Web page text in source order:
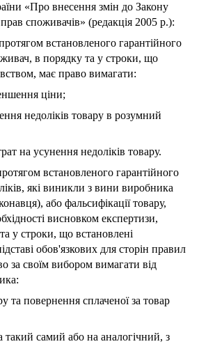
«Про внесення змін до Закону
споживачів» (редакція 2005 р.):
встановленого гарантійного
в порядку та у строки, що
має право вимагати:
ціни;
недоліків товару в розумний
на усунення недоліків товару.
встановленого гарантійного
які виникли з вини виробника
або фальсифікації товару,
висновком експертизи,
у строки, що встановлені
обов'язкових для сторін правил
за своїм вибором вимагати від
та повернення сплаченої за товар
такий самий або на аналогічний, з